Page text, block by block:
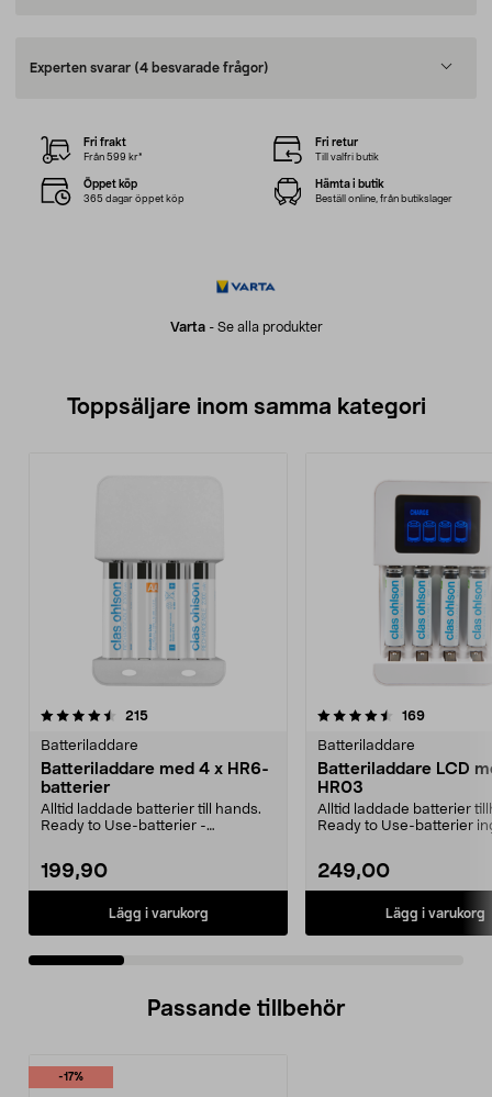
Experten svarar (4 besvarade frågor)
Varta- Se alla produkter
Fri frakt
Från 599 kr*
Fri retur
Till valfri butik
Öppet köp
365 dagar öppet köp
Hämta i butik
Beställ online, från butikslager
Toppsäljare inom samma kategori
215recensioner
Batteriladdare
Batteriladdare med 4 x HR6-
batterier
Alltid laddade batterier till hands.
Ready to Use-batterier -
199,90
Lägg i varukorg
4.5 av 5 stjärnor 169
Batteriladdare
Batteriladdare LCD
HR03
Alltid laddade batterier
Ready to Use-batterier
249,00
Lägg i varukorg
4.5 av 5 stjärnor
Passande tillbehör
-17%